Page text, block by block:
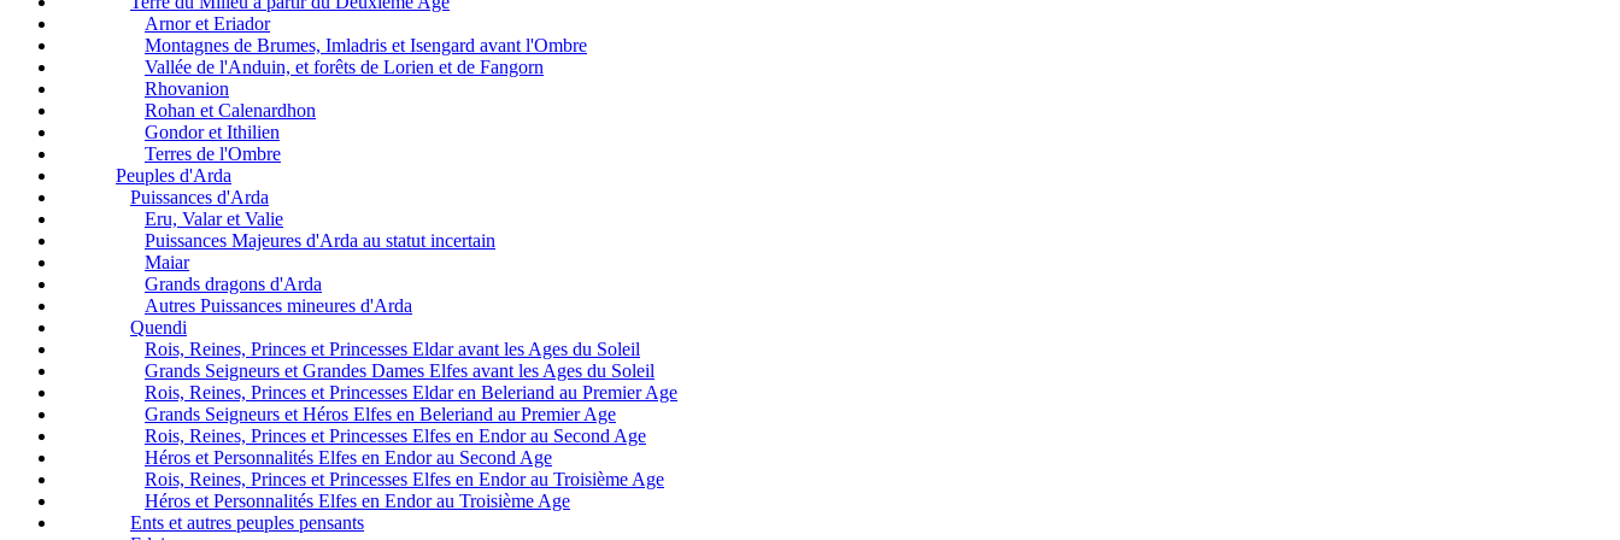
Arnor et Eriador
Montagnes de Brumes, Imladris et Isengard avant l'Ombre
Vallée de l'Anduin, et forêts de Lorien et de Fangorn
Rhovanion
Rohan et Calenardhon
Gondor et Ithilien
Terres de l'Ombre
Peuples d'Arda
Puissances d'Arda
Eru, Valar et Valie
Puissances Majeures d'Arda au statut incertain
Maiar
Grands dragons d'Arda
Autres Puissances mineures d'Arda
Quendi
Rois, Reines, Princes et Princesses Eldar avant les Ages du Soleil
Grands Seigneurs et Grandes Dames Elfes avant les Ages du Soleil
Rois, Reines, Princes et Princesses Eldar en Beleriand au Premier Age
Grands Seigneurs et Héros Elfes en Beleriand au Premier Age
Rois, Reines, Princes et Princesses Elfes en Endor au Second Age
Héros et Personnalités Elfes en Endor au Second Age
Rois, Reines, Princes et Princesses Elfes en Endor au Troisième Age
Héros et Personnalités Elfes en Endor au Troisième Age
Ents et autres peuples pensants